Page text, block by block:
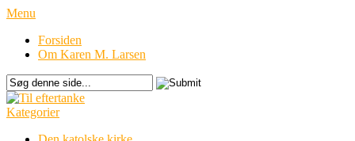
Menu
Forsiden
Om Karen M. Larsen
Kategorier